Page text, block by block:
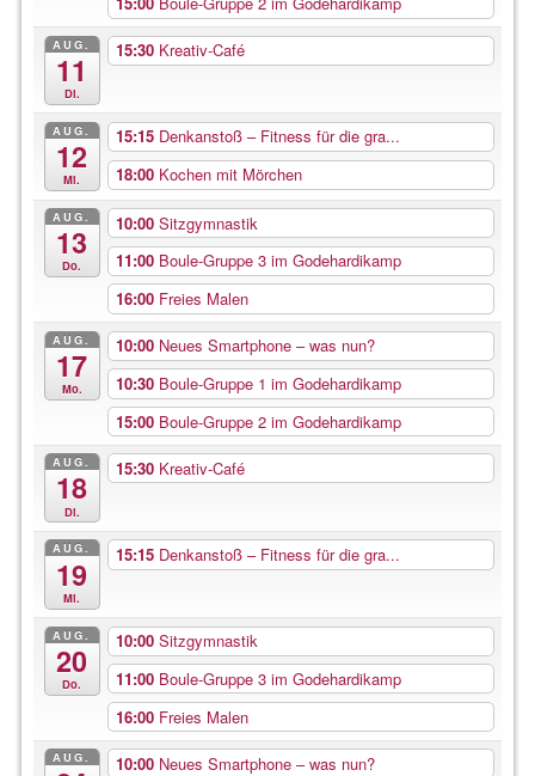
AUG.
11
Di.
15:30 Kreativ-Café
AUG.
12
Mi.
15:15 Denkanstoß – Fitness für die gra...
18:00 Kochen mit Mörchen
AUG.
13
Do.
10:00 Sitzgymnastik
11:00 Boule-Gruppe 3 im Godehardikamp
16:00 Freies Malen
AUG.
17
Mo.
10:00 Neues Smartphone – was nun?
10:30 Boule-Gruppe 1 im Godehardikamp
15:00 Boule-Gruppe 2 im Godehardikamp
AUG.
18
Di.
15:30 Kreativ-Café
AUG.
19
Mi.
15:15 Denkanstoß – Fitness für die gra...
AUG.
20
Do.
10:00 Sitzgymnastik
11:00 Boule-Gruppe 3 im Godehardikamp
16:00 Freies Malen
AUG. 10:00 Neues Smartphone – was nun?